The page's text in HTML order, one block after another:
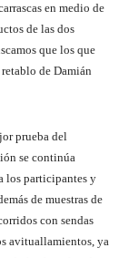
en medio de
de las dos
que los que
de Damián
prueba del
se continúa
los participantes y
de muestras de
con sendas
avituallamientos, ya